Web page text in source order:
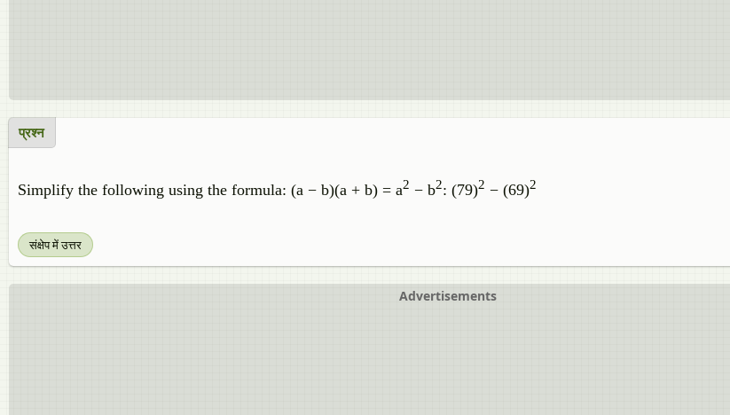
प्रश्न
Simplify the following using the formula: (a − b)(a + b) = a2 − b2: (79)2 − (69)2
संक्षेप में उत्तर
Advertisements